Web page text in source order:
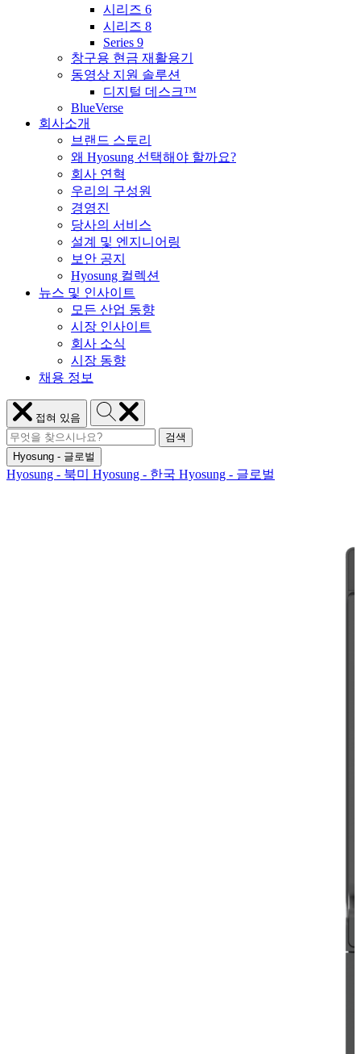
시리즈 6
시리즈 8
Series 9
창구용 현금 재활용기
동영상 지원 솔루션
디지털 데스크™
BlueVerse
회사소개
브랜드 스토리
왜 Hyosung 선택해야 할까요?
회사 연혁
우리의 구성원
경영진
당사의 서비스
설계 및 엔지니어링
보안 공지
Hyosung 컬렉션
뉴스 및 인사이트
모든 산업 동향
시장 인사이트
회사 소식
시장 동향
채용 정보
메
뉴
닫
기
접혀 있음
Hyosung
검
색
검
색
어:
Hyosung
검
검색
Hyosung - 글로벌
Hyosung - 북미 Hyosung - 한국 Hyosung - 글로벌